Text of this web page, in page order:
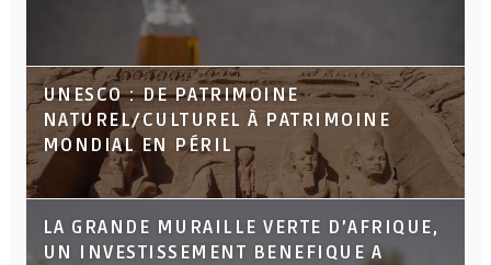
UNESCO : DE PATRIMOINE
NATUREL/CULTUREL À PATRIMOINE
MONDIAL EN PÉRIL
LA GRANDE MURAILLE VERTE D’AFRIQUE,
UN INVESTISSEMENT BENEFIQUE A